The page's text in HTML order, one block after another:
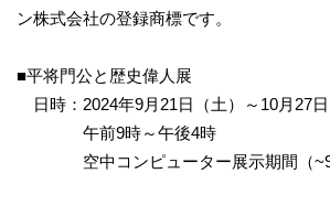
ン株式会社の登録商標です。
■平将門公と歴史偉人展
日時：2024年9月21日（土）～10月27日
午前9時～午後4時
空中コンピューター展示期間（~9